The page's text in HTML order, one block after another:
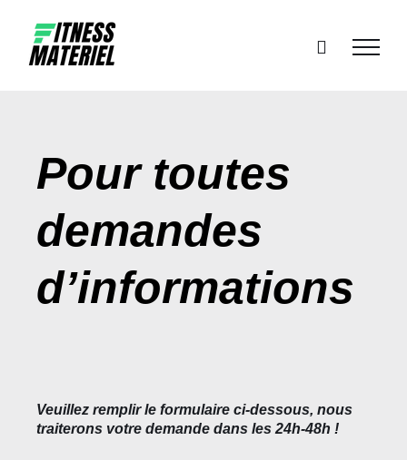
contenu
Pour toutes
demandes
d’informations
Veuillez remplir le formulaire ci-dessous, nous
traiterons votre demande dans les 24h-48h !